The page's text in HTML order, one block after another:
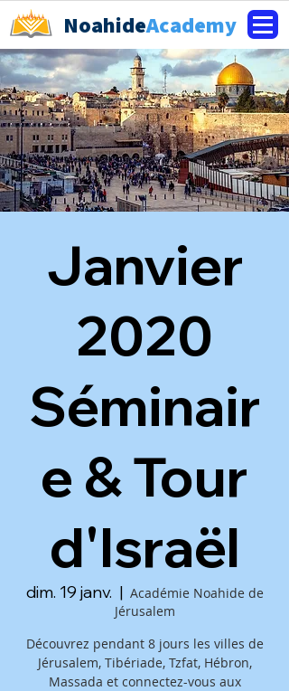
NoahideAcademy
Janvier
2020
Séminair
e & Tour
d'Israël
dim. 19 janv.
  |
Académie Noahide de
Jérusalem
Découvrez pendant 8 jours les villes de
Jérusalem, Tibériade, Tzfat, Hébron,
Massada et connectez-vous aux